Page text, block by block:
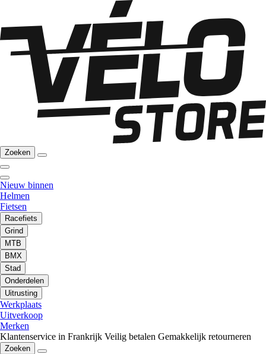
Zoeken
Nieuw binnen
Helmen
Fietsen
Racefiets
Grind
MTB
BMX
Stad
Onderdelen
Uitrusting
Werkplaats
Uitverkoop
Merken
Klantenservice in Frankrijk Veilig betalen Gemakkelijk retourneren
Zoeken